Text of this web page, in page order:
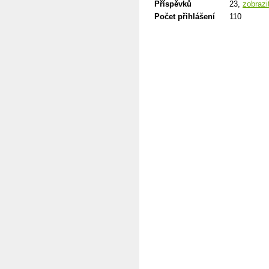
Příspěvků 23,
Počet přihlášení
110